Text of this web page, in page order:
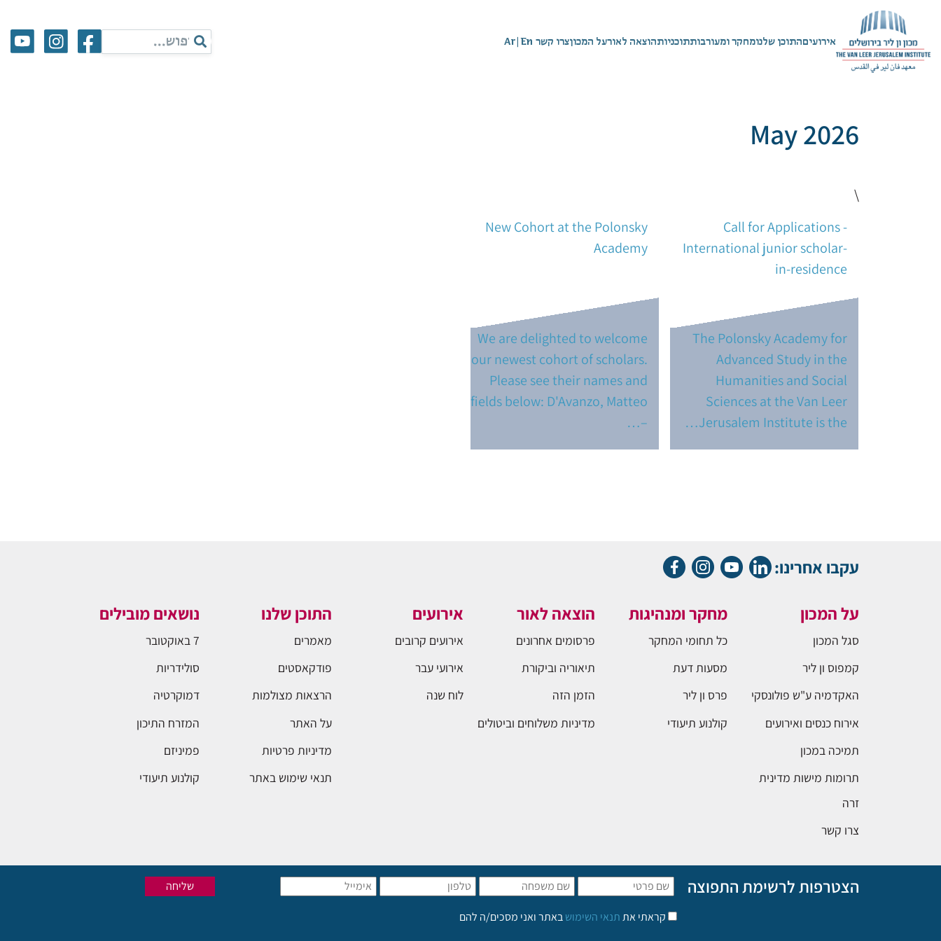
אירועיםהתוכן שלנומחקר ומעורבותתוכניותהוצאה לאורעל המכוןצרו קשר En
|
Ar
May 2026
\
Call for Applications -
International junior scholar-
in-residence
The Polonsky Academy for
Advanced Study in the
Humanities and Social
Sciences at the Van Leer
Jerusalem Institute is the…
New Cohort at the Polonsky
Academy
We are delighted to welcome
our newest cohort of scholars.
Please see their names and
fields below: D'Avanzo, Matteo
–…
עקבו אחרינו:
על המכון
סגל המכון
קמפוס ון ליר
האקדמיה ע"ש פולונסקי
אירוח כנסים ואירועים
תמיכה במכון
תרומות מישות מדינית
זרה
צרו קשר
מחקר ומנהיגות
כל תחומי המחקר
מסעות דעת
פרס ון ליר
קולנוע תיעודי
הוצאה לאור
פרסומים אחרונים
תיאוריה וביקורת
הזמן הזה
מדיניות משלוחים וביטולים
אירועים
אירועים קרובים
אירועי עבר
לוח שנה
התוכן שלנו
מאמרים
פודקאסטים
הרצאות מצולמות
על האתר
מדיניות פרטיות
תנאי שימוש באתר
נושאים מובילים
7 באוקטובר
סולידריות
דמוקרטיה
המזרח התיכון
פמיניזם
קולנוע תיעודי
הצטרפות לרשימת התפוצה
קראתי אתתנאי השימושבאתר ואני מסכים/ה להם